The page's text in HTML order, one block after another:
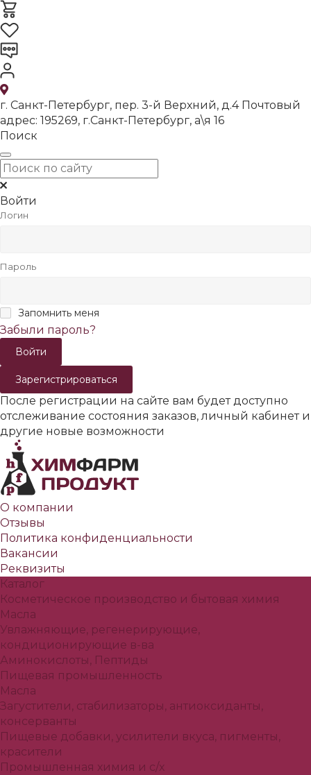
г. Санкт-Петербург, пер. 3-й Верхний, д.4 Почтовый
адрес: 195269, г.Санкт-Петербург, а\я 16
Поиск
Войти
Логин
Пароль
Запомнить меня
Забыли пароль?
Зарегистрироваться
После регистрации на сайте вам будет доступно
отслеживание состояния заказов, личный кабинет и
другие новые возможности
О компании
Отзывы
Политика конфиденциальности
Вакансии
Реквизиты
Каталог
Косметическое производство и бытовая химия
Масла
Увлажняющие, регенерирующие,
кондиционирующие в-ва
Аминокислоты, Пептиды
Пищевая промышленность
Масла
Загустители, стабилизаторы, антиоксиданты,
консерванты
Пищевые добавки, усилители вкуса, пигменты,
красители
Промышленная химия и с/х